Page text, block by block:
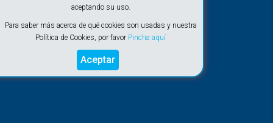
aceptando su uso.
Para saber más acerca de qué cookies son usadas y nuestra
Política de Cookies, por favor Pincha aquí
Aceptar